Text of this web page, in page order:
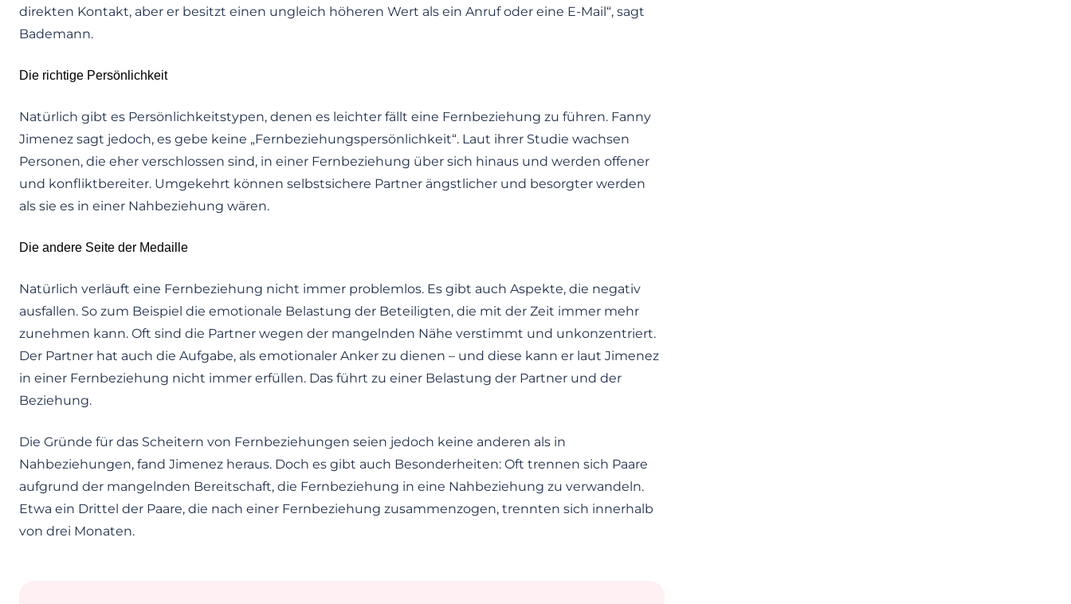
direkten Kontakt, aber er besitzt einen ungleich höheren Wert als ein Anruf oder eine E-Mail“, sagt
Bademann.
Die richtige Persönlichkeit
Natürlich gibt es Persönlichkeitstypen, denen es leichter fällt eine Fernbeziehung zu führen. Fanny
Jimenez sagt jedoch, es gebe keine „Fernbeziehungspersönlichkeit“. Laut ihrer Studie wachsen
Personen, die eher verschlossen sind, in einer Fernbeziehung über sich hinaus und werden offener
und konfliktbereiter. Umgekehrt können selbstsichere Partner ängstlicher und besorgter werden
als sie es in einer Nahbeziehung wären.
Die andere Seite der Medaille
Natürlich verläuft eine Fernbeziehung nicht immer problemlos. Es gibt auch Aspekte, die negativ
ausfallen. So zum Beispiel die emotionale Belastung der Beteiligten, die mit der Zeit immer mehr
zunehmen kann. Oft sind die Partner wegen der mangelnden Nähe verstimmt und unkonzentriert.
Der Partner hat auch die Aufgabe, als emotionaler Anker zu dienen – und diese kann er laut Jimenez
in einer Fernbeziehung nicht immer erfüllen. Das führt zu einer Belastung der Partner und der
Beziehung.
Die Gründe für das Scheitern von Fernbeziehungen seien jedoch keine anderen als in
Nahbeziehungen, fand Jimenez heraus. Doch es gibt auch Besonderheiten: Oft trennen sich Paare
aufgrund der mangelnden Bereitschaft, die Fernbeziehung in eine Nahbeziehung zu verwandeln.
Etwa ein Drittel der Paare, die nach einer Fernbeziehung zusammenzogen, trennten sich innerhalb
von drei Monaten.